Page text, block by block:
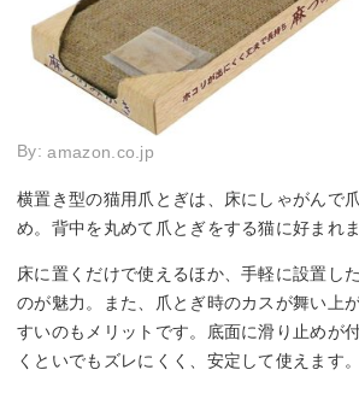
By:amazon.co.jp
横置き型の猫用爪とぎは、床にしゃがんで
め。背中を丸めて爪とぎをする猫に好まれま
床に置くだけで使えるほか、手軽に設置し
のが魅力。また、爪とぎ時のカスが舞い上
すいのもメリットです。底面に滑り止めが
くといでもズレにくく、安定して使えます。